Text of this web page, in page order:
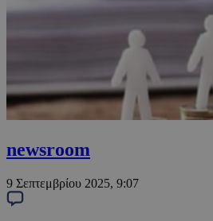
newsroom
9 Σεπτεμβρίου 2025, 9:07